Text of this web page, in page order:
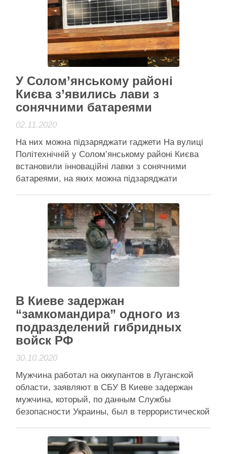
«Киев» имени Сикорского, 54 научно-
исследовательских института, 6 национальных
университетов, Министерство обороны Украины
Читати далі
Активісти району 1
У Солом’янському районі
Києва з’явились лави з
сонячними батареями
02.11.2020
На них можна підзаряджати гаджети На вулиці
Політехнічній у Солом’янському районі Києва
встановили інноваційні лавки з сонячними
батареями, на яких можна підзаряджати
Київ». Ці лавки встановили в рамках реалізації
двох проєктів Громадського бюджету, всього
встановили 15 лав, 5 з них обладнані
сонячними батареями. Одночасно …
Читати далі
Активісти району
В Киеве задержан
“замкомандира” одного из
подразделений гибридных
войск РФ
30.10.2020
Мужчина работал на оккупантов в Луганской
области, заявляют в СБУ В Киеве задержан
мужчина, который, по данным Службы
безопасности Украины, был в террористической
одного из подразделений гибридных войск РФ.
Об этом сообщает пресс-служба СБУ. Прибыв в